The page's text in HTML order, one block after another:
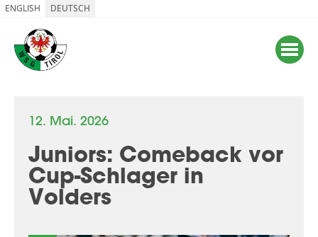
ENGLISH DEUTSCH
12. Mai. 2026
Juniors: Comeback vor
Cup-Schlager in
Volders